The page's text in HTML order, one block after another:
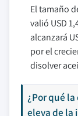
El tamaño
valió USD
alcanzará
por el
disolver
¿Por qué
eleva de la